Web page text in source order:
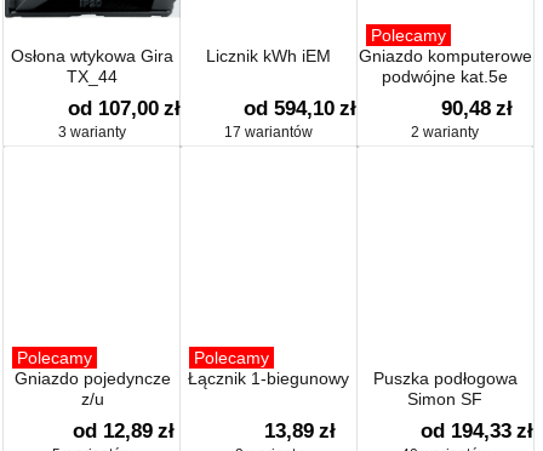
Osłona wtykowa Gira
TX_44
od 107,00 zł
3 warianty
Licznik kWh iEM
od 594,10 zł
17 wariantów
Polecamy
Gniazdo komputerowe
podwójne kat.5e
90,48 zł
2 warianty
Polecamy
Gniazdo pojedyncze
z/u
od 12,89 zł
Polecamy
Łącznik 1-biegunowy
13,89 zł
Puszka podłogowa
Simon SF
od 194,33 zł